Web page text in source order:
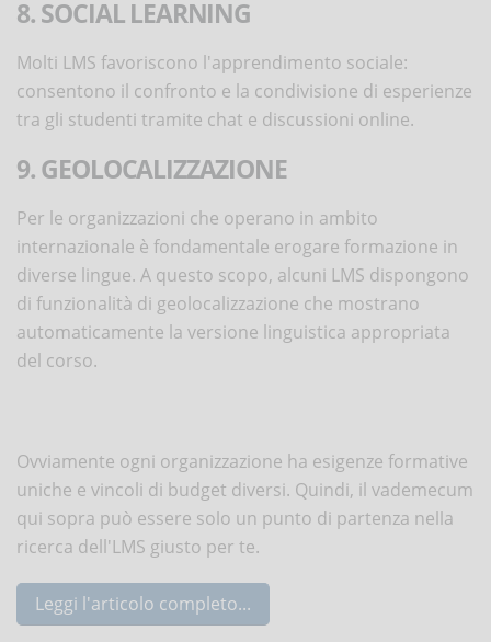
8. SOCIAL LEARNING
Molti LMS favoriscono l'apprendimento sociale:
consentono il confronto e la condivisione di esperienze
tra gli studenti tramite chat e discussioni online.
9. GEOLOCALIZZAZIONE
Per le organizzazioni che operano in ambito
internazionale è fondamentale erogare formazione in
diverse lingue. A questo scopo, alcuni LMS dispongono
di funzionalità di geolocalizzazione che mostrano
automaticamente la versione linguistica appropriata
del corso.
Ovviamente ogni organizzazione ha esigenze formative
uniche e vincoli di budget diversi. Quindi, il vademecum
qui sopra può essere solo un punto di partenza nella
ricerca dell'LMS giusto per te.
Leggi l'articolo completo...